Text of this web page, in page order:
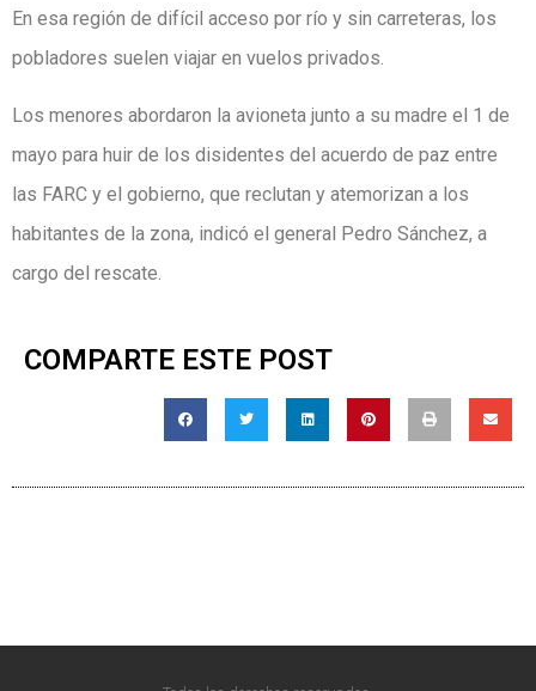
En esa región de difícil acceso por río y sin carreteras, los
pobladores suelen viajar en vuelos privados.
Los menores abordaron la avioneta junto a su madre el 1 de
mayo para huir de los disidentes del acuerdo de paz entre
las FARC y el gobierno, que reclutan y atemorizan a los
habitantes de la zona, indicó el general Pedro Sánchez, a
cargo del rescate.
COMPARTE ESTE POST